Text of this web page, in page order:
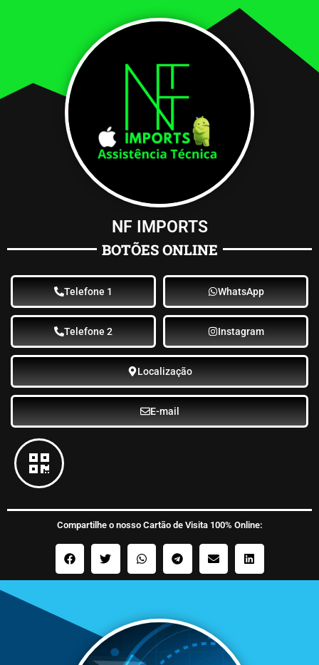
NF IMPORTS
BOTÕES ONLINE
Telefone 1 WhatsApp
Telefone 2 Instagram
Localização
E-mail
Compartilhe o nosso Cartão de Visita 100% Online: